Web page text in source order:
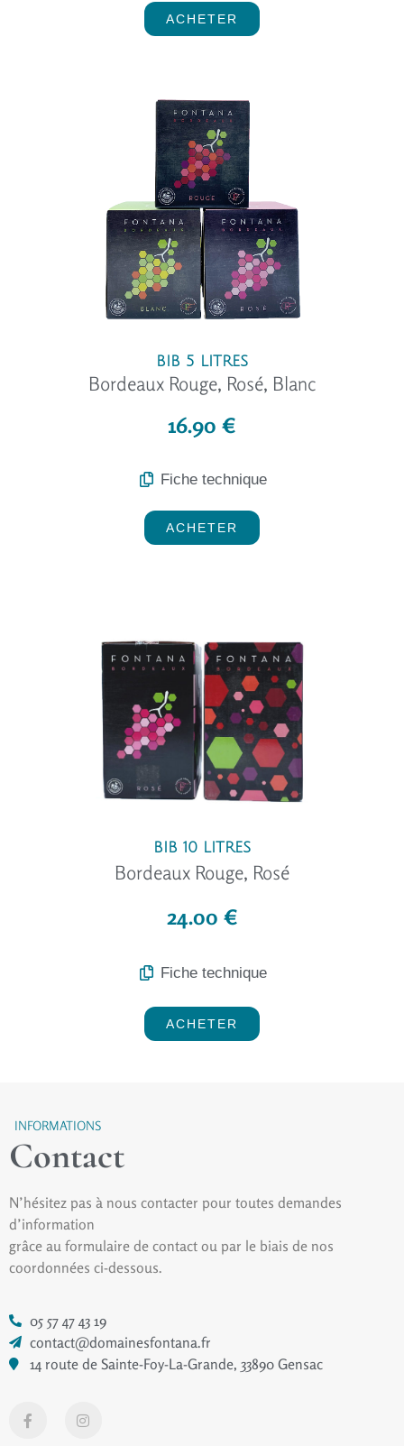
ACHETER
BIB 5 LITRES
Bordeaux Rouge, Rosé, Blanc
16.90 €
Fiche technique
ACHETER
BIB 10 LITRES
Bordeaux Rouge, Rosé
24.00 €
Fiche technique
ACHETER
INFORMATIONS
Contact
N’hésitez pas à nous contacter pour toutes demandes
d’information
grâce au formulaire de contact ou par le biais de nos
coordonnées ci-dessous.
05 57 47 43 19
contact@domainesfontana.fr
14 route de Sainte-Foy-La-Grande, 33890 Gensac